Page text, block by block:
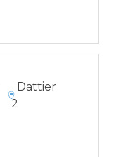
Dattier
2